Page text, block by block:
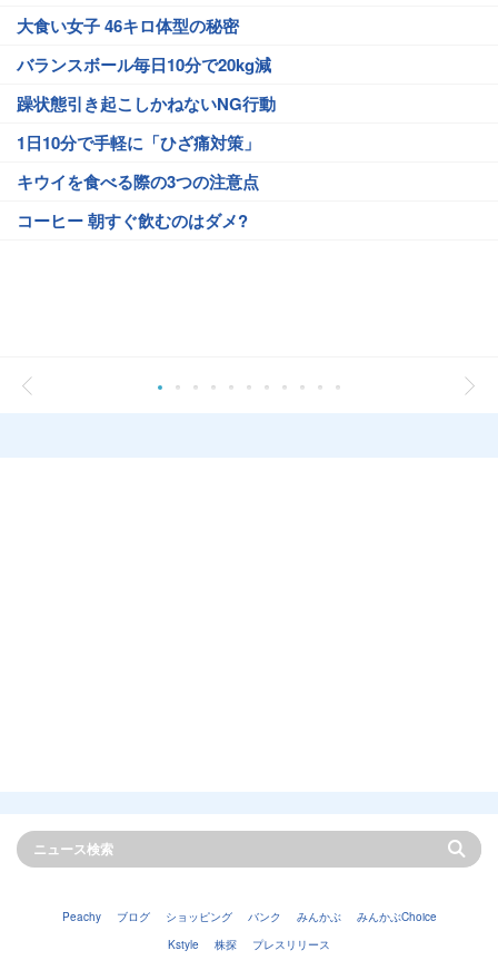
大食い女子 46キロ体型の秘密
バランスボール毎日10分で20kg減
躁状態引き起こしかねないNG行動
1日10分で手軽に「ひざ痛対策」
キウイを食べる際の3つの注意点
コーヒー 朝すぐ飲むのはダメ?
Peachy ブログ ショッピング バンク みんかぶ
みんかぶChoice
Kstyle
株探 プレスリリース